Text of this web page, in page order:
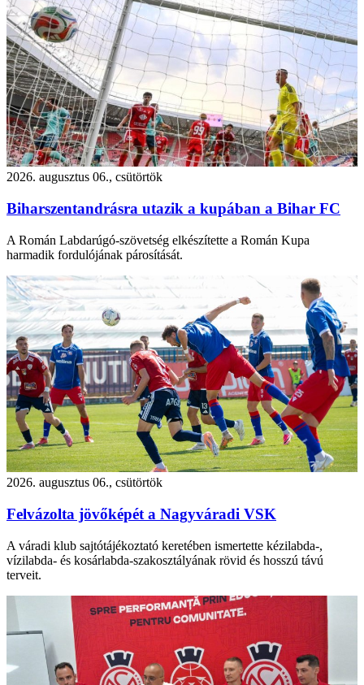
2026. augusztus 06., csütörtök
Biharszentandrásra utazik a kupában a Bihar FC
A Román Labdarúgó-szövetség elkészítette a Román Kupa
harmadik fordulójának párosítását.
2026. augusztus 06., csütörtök
Felvázolta jövőképét a Nagyváradi VSK
A váradi klub sajtótájékoztató keretében ismertette kézilabda-,
vízilabda- és kosárlabda-szakosztályának rövid és hosszú távú
terveit.